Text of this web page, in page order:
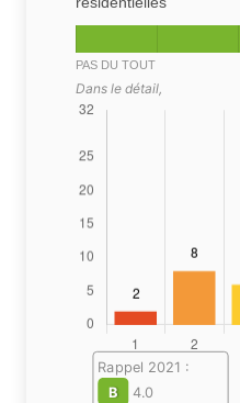
PAS DU TOUT
Dans le détail,
Rappel 2021 :
B
4.0